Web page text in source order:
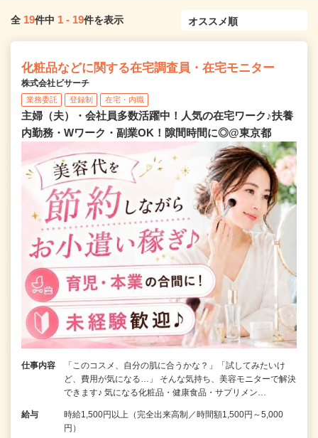
全 19件中 1 - 19件を表示
化粧品などに関する在宅調査員・在宅モニター
株式会社ビサーチ
業務委託 登録制 在宅・内職
主婦（夫）・会社員多数活躍中！人気の在宅ワーク♪扶養
内勤務・Wワーク・副業OK！隙間時間に◎@東京都
仕事内容
「このコスメ、自分の肌に合うかな？」「試してみたいけ
ど、費用が気になる…」 そんな気持ち、美容モニターで解決
できます♪ 気になる化粧品・健康食品・サプリメン…
給与
時給1,500円以上（完全出来高制／時間額1,500円～5,000
円）